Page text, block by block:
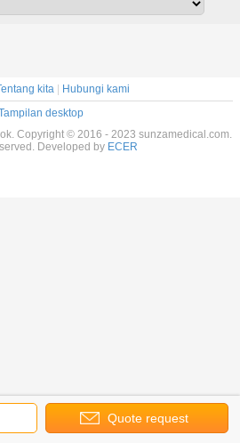
Quote request
kita
Hubungi kami
desktop
Copyright © 2016 - 2023 sunzamedical.com.
Developed by ECER